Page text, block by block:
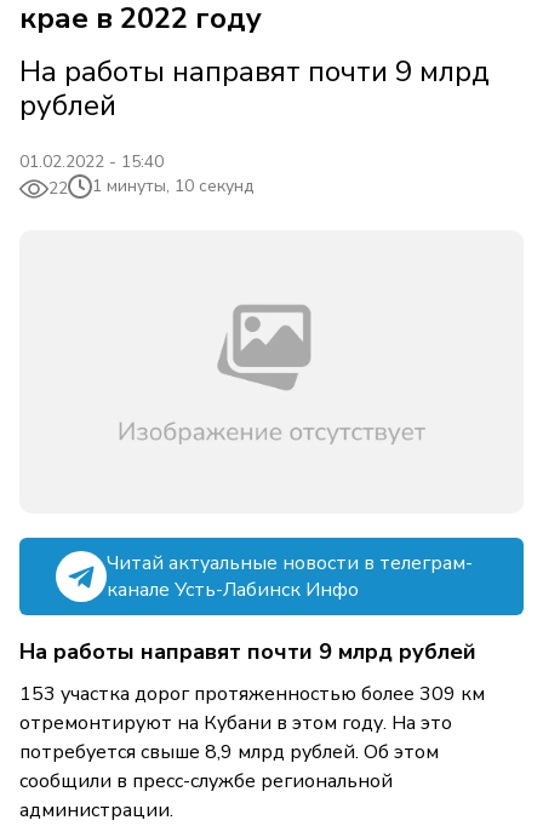
крае в 2022 году
На работы направят почти 9 млрд
рублей
01.02.2022 - 15:40
22
1 минуты, 10 секунд
Читай актуальные новости в телеграм-
канале Усть-Лабинск Инфо
На работы направят почти 9 млрд рублей
153 участка дорог протяженностью более 309 км
отремонтируют на Кубани в этом году. На это
потребуется свыше 8,9 млрд рублей. Об этом
сообщили в пресс-службе региональной
администрации.